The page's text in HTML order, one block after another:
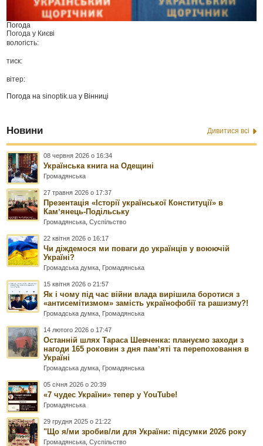
Погода
Погода у Києві
вологість:
тиск:
вітер:
Погода наsinoptik.ua у Вінниці
Новини Дивитися всі
08 червня 2026 о 16:34
Українська книга на Одещині
Громадянська
27 травня 2026 о 17:37
Презентація «Історії української Конституції» в
Камʼянець-Подільську
Громадянська ,Суспільство
22 квітня 2026 о 16:17
Чи діждемося ми поваги до українців у воюючій
Україні?
Громадська думка Громадянська
15 квітня 2026 о 21:57
Як і чому під час війни влада вирішила боротися з
«антисемітизмом» замість українофобії та рашизму?!
Громадська думка Громадянська
14 лютого 2026 о 17:47
Останній шлях Тараса Шевченка: плануємо заходи з
нагоди 165 роковин з дня памʼяті та перепоховання в
Україні
Громадська думка Громадянська
05 січня 2026 о 20:39
«7 чудес України» тепер у YouTube!
Громадянська
29 грудня 2025 о 21:22
"Що я/ми зробив/ли для України: підсумки 2026 року
Громадянська ,Суспільство